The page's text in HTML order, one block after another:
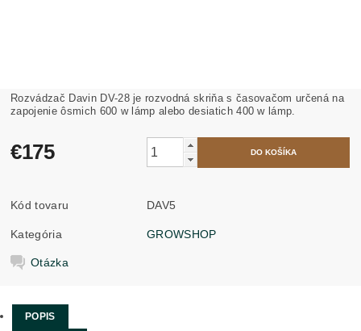
Rozvádzač Davin DV-28 je rozvodná skriňa s časovačom určená na
zapojenie ôsmich 600 w lámp alebo desiatich 400 w lámp.
€175
Kód tovaru DAV5
Kategória GROWSHOP
Otázka
POPIS